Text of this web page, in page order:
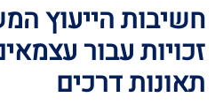
חשיבות הייעוץ
זכויות עבור
תאונות דרכים